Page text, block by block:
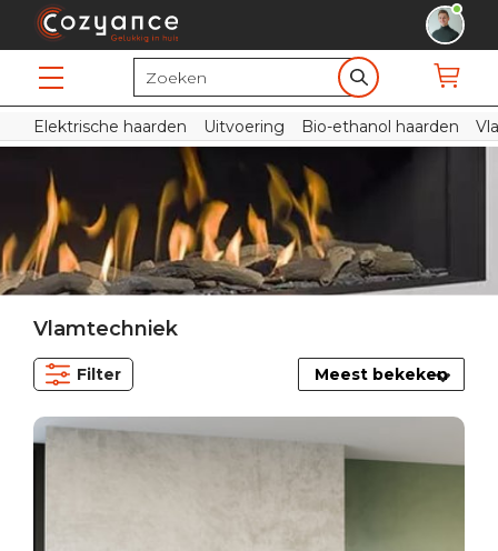
Elektrische haarden Uitvoering Bio-ethanol haarden
Vlamtechniek
Filter